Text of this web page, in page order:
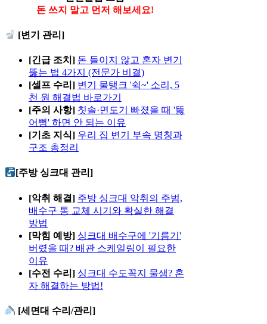
돈 쓰지 말고 먼저 해보세요!
[변기 관리]
[긴급 조치] 돈 들이지 않고 혼자 변기
뚫는 법 4가지 (전문가 비결)
[셀프 수리] 변기 물탱크 '쉭~' 소리, 5
천 원 해결법 바로가기
[주의 사항] 칫솔·면도기 빠졌을 때 '뚫
어뻥' 하면 안 되는 이유
[기초 지식] 우리 집 변기 부속 명칭과
구조 총정리
[주방 싱크대 관리]
[악취 해결] 주방 싱크대 악취의 주범,
배수구 통 교체 시기와 확실한 해결
방법
[막힘 예방] 싱크대 배수구에 '기름기'
버렸을 때? 배관 스케일링이 필요한
이유
[수전 수리] 싱크대 수도꼭지 물샘? 혼
자 해결하는 방법!
[세면대 수리/관리]